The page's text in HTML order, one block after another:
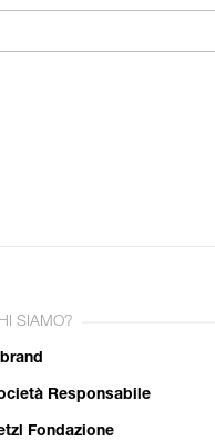
SIAMO?
Responsabile
Fondazione